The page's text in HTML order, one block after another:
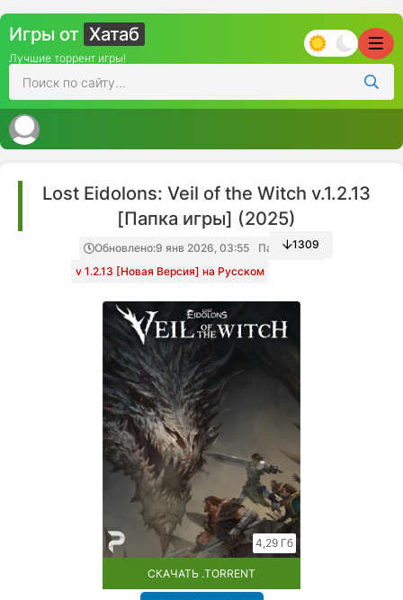
Игры от Хатаб
Лучшие торрент игры!
Lost Eidolons: Veil of the Witch v.1.2.13
[Папка игры] (2025)
Обновлено:9 янв 2026, 03:55
Папка игры
v 1.2.13 [Новая Версия] на Русском
1309
4,29 Гб
СКАЧАТЬ .TORRENT